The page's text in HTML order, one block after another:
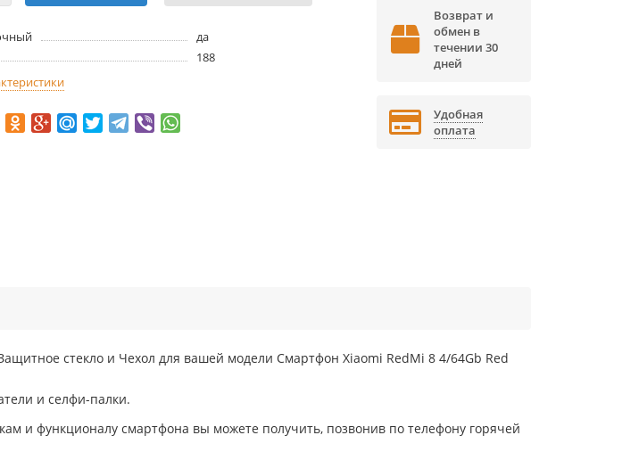
да
188
Возврат и
обмен в
течении 30
дней
Удобная
оплата
стекло и Чехол для вашей модели Смартфон Xiaomi RedMi 8 4/64Gb Red
и селфи-палки.
и функционалу смартфона вы можете получить, позвонив по телефону горячей